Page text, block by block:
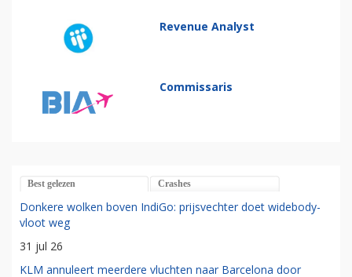
Revenue Analyst
Commissaris
Best gelezen Crashes
Donkere wolken boven IndiGo: prijsvechter doet widebody-
vloot weg
31 jul 26
KLM annuleert meerdere vluchten naar Barcelona door